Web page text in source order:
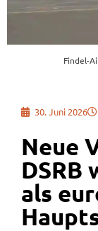
Findel-
30. Juni 2026
Neue
DSRB
als